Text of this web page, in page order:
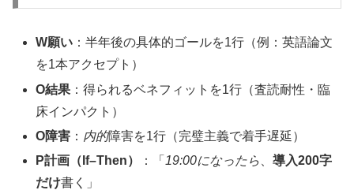
W願い ：半年後の具体的ゴールを1行（例：英語論文
を1本アクセプト）
O結果 ：得られるベネフィットを1行（査読耐性・臨
床インパクト）
O障害 ： 内的障害を1行（完璧主義で着手遅延）
P計画（If–Then）
：「 19:00になったら 、導入200字
だけ書く」